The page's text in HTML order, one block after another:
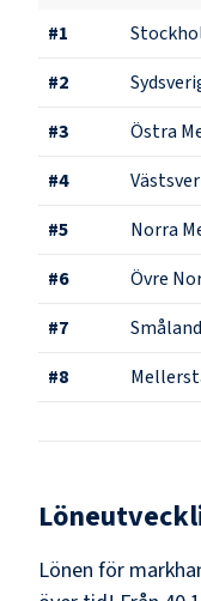
#1
#2
#3 Östra
#4
#5 Norra
#6 Övre
#7
#8
Lönen för